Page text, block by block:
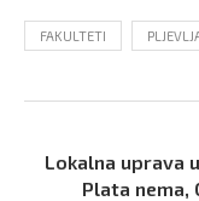
FAKULTETI
Lokalna uprava
Plata nema,